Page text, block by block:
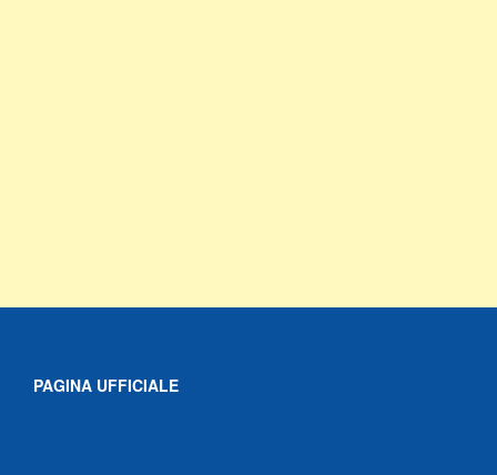
PAGINA UFFICIALE